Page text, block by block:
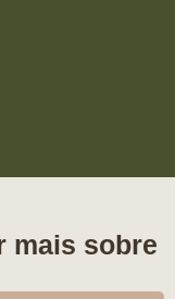
mais sobre